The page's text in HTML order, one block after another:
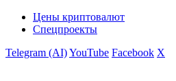
Цены криптовалют
Спецпроекты
Telegram (AI)YouTube Facebook X